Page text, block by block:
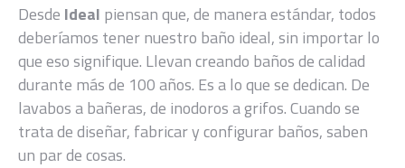
Desde Ideal piensan que, de manera estándar, todos
deberíamos tener nuestro baño ideal, sin importar lo
que eso signifique. Llevan creando baños de calidad
durante más de 100 años. Es a lo que se dedican. De
lavabos a bañeras, de inodoros a grifos. Cuando se
trata de diseñar, fabricar y configurar baños, saben
un par de cosas.